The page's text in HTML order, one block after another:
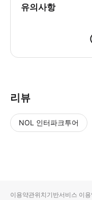
유의사항
리뷰
NOL 인터파크투어
입니
순
상
이용약관위치기반서비스 이